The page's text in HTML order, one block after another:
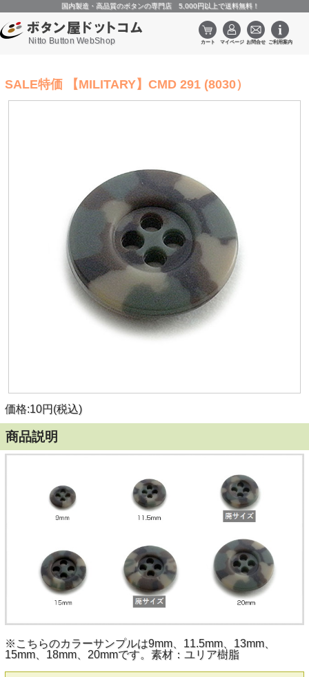
国内製造・高品質のボタンの専門店 5,000円以上で送料無料！
Nitto Button WebShop
SALE特価 【MILITARY】CMD 291 (8030）
価格:10円(税込)
商品説明
※こちらのカラーサンプルは9mm、11.5mm、13mm、
15mm、18mm、20mmです。素材：ユリア樹脂